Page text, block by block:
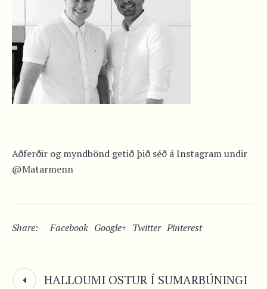
Aðferðir og myndbönd getið þið séð á Instagram undir
@Matarmenn
Share: Facebook Google+ Twitter Pinterest
HALLOUMI OSTUR Í SUMARBÚNINGI